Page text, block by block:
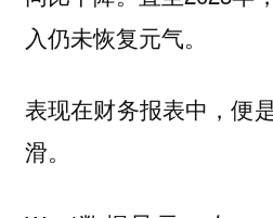
入仍未恢复元气。
表现在财务报表中，便
滑。